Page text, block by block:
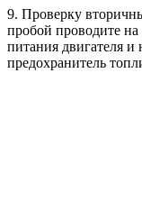
9. Проверку
пробой проводите на
питания двигателя и
предохранитель